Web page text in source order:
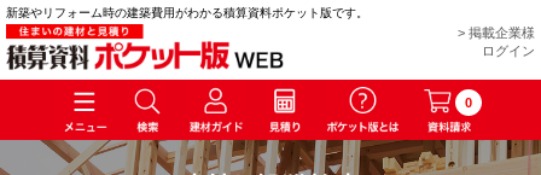
新築やリフォーム時の建築費用がわかる積算資料ポケット版です。
> 掲載企業様
ログイン
0